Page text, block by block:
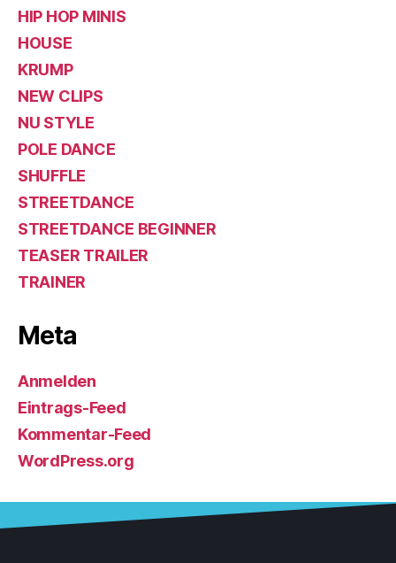
HIP HOP MINIS
HOUSE
KRUMP
NEW CLIPS
NU STYLE
POLE DANCE
SHUFFLE
STREETDANCE
STREETDANCE BEGINNER
TEASER TRAILER
TRAINER
Meta
Anmelden
Eintrags-Feed
Kommentar-Feed
WordPress.org